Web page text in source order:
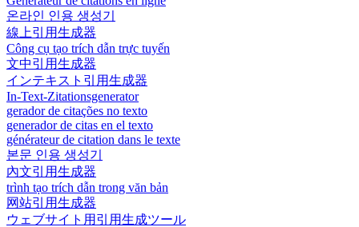
온라인 인용 생성기
線上引用生成器
Công cụ tạo trích dẫn trực tuyến
文中引用生成器
インテキスト引用生成器
In-Text-Zitationsgenerator
gerador de citações no texto
generador de citas en el texto
générateur de citation dans le texte
본문 인용 생성기
內文引用生成器
trình tạo trích dẫn trong văn bản
网站引用生成器
ウェブサイト用引用生成ツール